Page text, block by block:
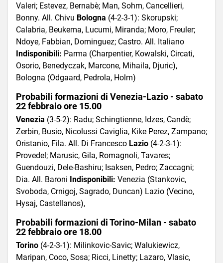
Valeri; Estevez, Bernabè; Man, Sohm, Cancellieri,
Bonny. All. Chivu Bologna (4-2-3-1): Skorupski;
Calabria, Beukema, Lucumi, Miranda; Moro, Freuler;
Ndoye, Fabbian, Dominguez; Castro. All. Italiano
Indisponibili: Parma (Charpentier, Kowalski, Circati,
Osorio, Benedyczak, Marcone, Mihaila, Djuric),
Bologna (Odgaard, Pedrola, Holm)
Probabili formazioni di Venezia-Lazio - sabato
22 febbraio ore 15.00
Venezia (3-5-2): Radu; Schingtienne, Idzes, Candè;
Zerbin, Busio, Nicolussi Caviglia, Kike Perez, Zampano;
Oristanio, Fila. All. Di Francesco Lazio (4-2-3-1):
Provedel; Marusic, Gila, Romagnoli, Tavares;
Guendouzi, Dele-Bashiru; Isaksen, Pedro; Zaccagni;
Dia. All. Baroni Indisponibili: Venezia (Stankovic,
Svoboda, Crnigoj, Sagrado, Duncan) Lazio (Vecino,
Hysaj, Castellanos),
Probabili formazioni di Torino-Milan - sabato
22 febbraio ore 18.00
Torino (4-2-3-1): Milinkovic-Savic; Walukiewicz,
Maripan, Coco, Sosa; Ricci, Linetty; Lazaro, Vlasic,